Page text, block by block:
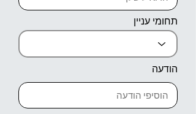
תחומי עניין
הודעה